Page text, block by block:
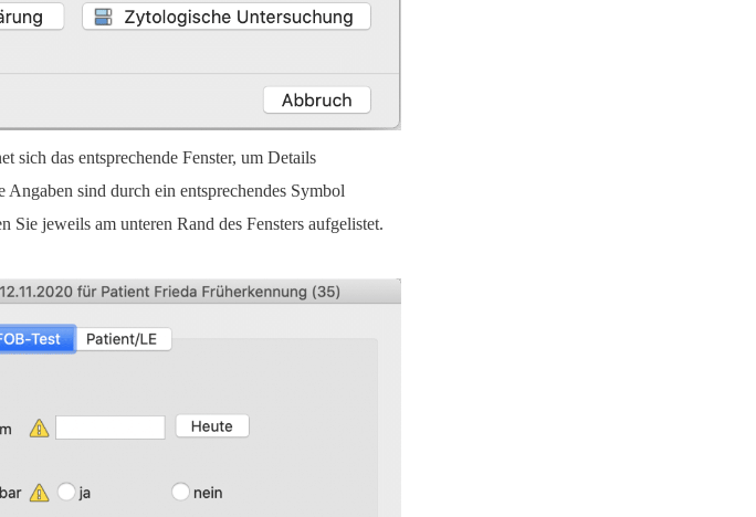
das entsprechende Fenster, um Details
Angaben sind durch ein entsprechendes Symbol
Sie jeweils am unteren Rand des Fensters aufgelistet.